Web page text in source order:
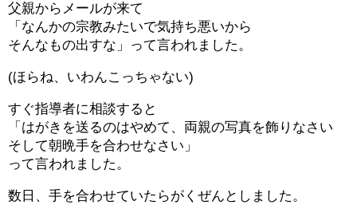
父親からメールが来て
「なんかの宗教みたいで気持ち悪いから
そんなもの出すな」って言われました。
(ほらね、いわんこっちゃない)
すぐ指導者に相談すると
「はがきを送るのはやめて、両親の写真を飾りなさい
そして朝晩手を合わせなさい」
って言われました。
数日、手を合わせていたらがくぜんとしました。